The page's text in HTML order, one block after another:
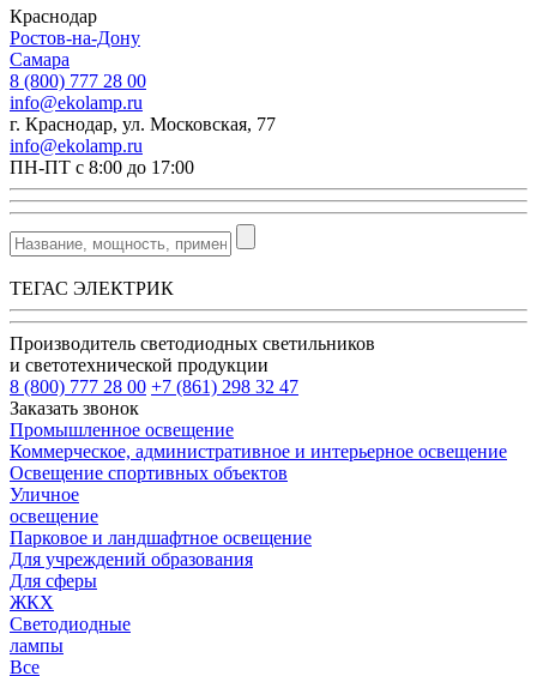
Краснодар
Ростов-на-Дону
Самара
8 (800) 777 28 00
info@ekolamp.ru
г. Краснодар, ул. Московская, 77
info@ekolamp.ru
ПН-ПТ с 8:00 до 17:00
ТЕГАС ЭЛЕКТРИК
Производитель светодиодных светильников
и светотехнической продукции
8 (800) 777 28 00 +7 (861) 298 32 47
Заказать звонок
Промышленное освещение
Коммерческое, административное и интерьерное освещение
Освещение спортивных объектов
Уличное
освещение
Парковое и ландшафтное освещение
Для учреждений образования
Для сферы
ЖКХ
Светодиодные
лампы
Все